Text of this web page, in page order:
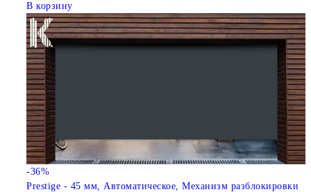
В корзину
-36%
Prestige - 45 мм, Автоматическое, Механизм разблокировки